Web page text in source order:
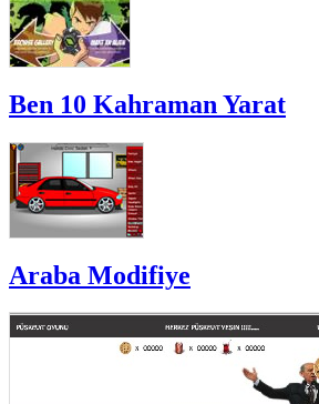
Ben 10 Kahraman Yarat
Araba Modifiye